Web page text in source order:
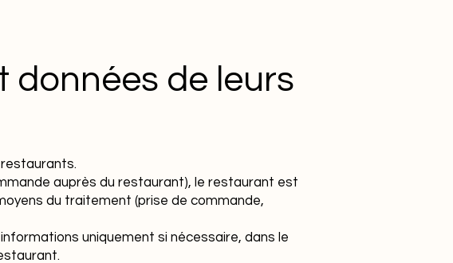
données de leurs
auprès du restaurant), le restaurant est
du traitement (prise de commande,
uniquement si nécessaire, dans le